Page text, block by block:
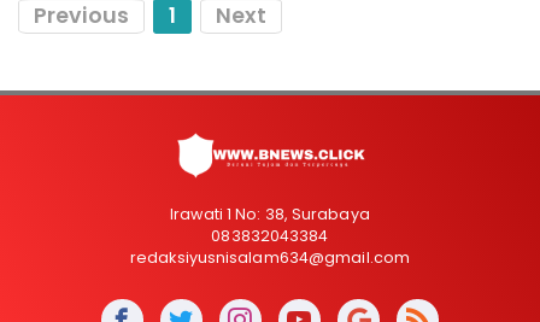
Previous 1 Next
Irawati 1 No: 38, Surabaya
083832043384
redaksiyusnisalam634@gmail.com